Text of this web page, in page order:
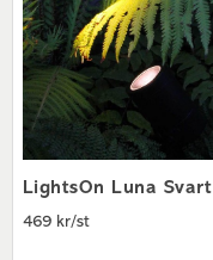
LightsOn Luna Svart
469 kr/st